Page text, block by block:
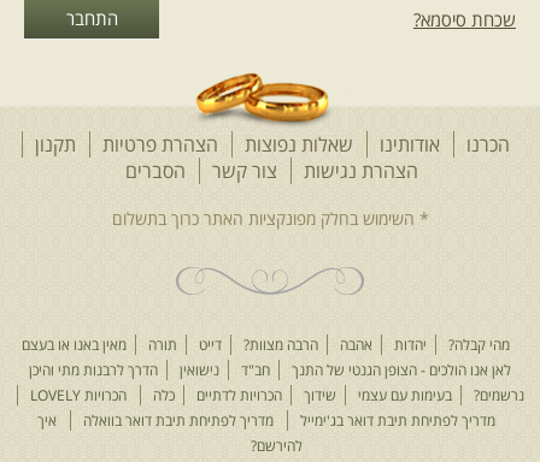
שכחת סיסמא?
הכרנו אודותינו שאלות נפוצות הצהרת פרטיות
תקנון
הצהרת נגישות
צור קשר הסברים
מהי קבלה? יהדות אהבה הרבה מצוות? דייט תורה
מאין באנו או בעצם
לאן אנו הולכים - הצופן הגנטי של התנך
חב"ד נישואין
הדרך לרבנות מתי והיכן
נרשמים?
בעימות עם עצמי שידוך הכרויות לדתיים כלה
הכרויות LOVELY
מדריך לפתיחת תיבת דואר בג'ימייל
מדריך לפתיחת תיבת דואר בוואלה
איך
להירשם?